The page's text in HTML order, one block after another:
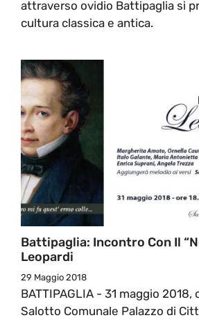
attraverso ovidio Battipaglia si
cultura classica e antica.
Battipaglia: Incontro Con Il
Leopardi
29 Maggio 2018
BATTIPAGLIA - 31 maggio 2018,
Salotto Comunale Palazzo di